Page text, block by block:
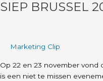
SIEP BRUSSEL
Marketing Clip
Op 22 en 23 november vond
is een niet te missen